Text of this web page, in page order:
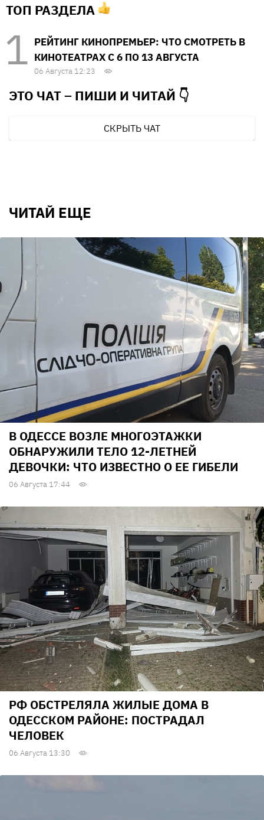
ТОП РАЗДЕЛА
РЕЙТИНГ КИНОПРЕМЬЕР: ЧТО СМОТРЕТЬ В
КИНОТЕАТРАХ С 6 ПО 13 АВГУСТА
06 Августа 12:23
ЭТО ЧАТ – ПИШИ И ЧИТАЙ 👇
СКРЫТЬ ЧАТ
ЧИТАЙ ЕЩЕ
В ОДЕССЕ ВОЗЛЕ МНОГОЭТАЖКИ
ОБНАРУЖИЛИ ТЕЛО 12-ЛЕТНЕЙ
ДЕВОЧКИ: ЧТО ИЗВЕСТНО О ЕЕ ГИБЕЛИ
06 Августа 17:44
РФ ОБСТРЕЛЯЛА ЖИЛЫЕ ДОМА В
ОДЕССКОМ РАЙОНЕ: ПОСТРАДАЛ
ЧЕЛОВЕК
06 Августа 13:30